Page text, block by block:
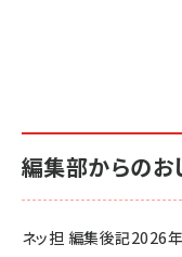
編集部からのお
ネッ担 編集後記2026